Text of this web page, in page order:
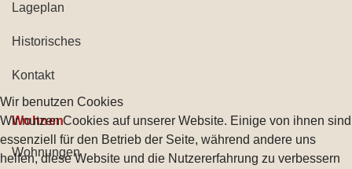
Lageplan
Historisches
Kontakt
Wohnen
Wohnungen
Wir benutzen Cookies
Wir nutzen Cookies auf unserer Website. Einige von ihnen sind
essenziell für den Betrieb der Seite, während andere uns
helfen, diese Website und die Nutzererfahrung zu verbessern